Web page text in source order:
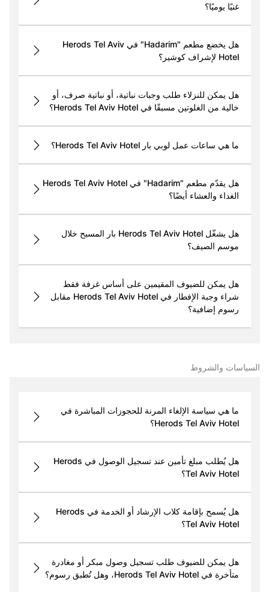
غنيًا يوميًا؟
هل يخضع مطعم "Hadarim" في Herods Tel Aviv
Hotel لإشراف كوشير؟
هل يمكن للنزلاء طلب وجبات نباتية، أو نباتية صرف، أو
خالية من الغلوتين مسبقًا في Herods Tel Aviv Hotel؟
ما هي ساعات عمل لوبي بار Herods Tel Aviv Hotel؟
هل يقدّم مطعم "Hadarim" في Herods Tel Aviv Hotel
الغداء والعشاء أيضًا؟
هل يشغّل Herods Tel Aviv Hotel بار المسبح خلال
موسم الصيف؟
هل يمكن للضيوف المقيمين على أساس غرفة فقط
شراء وجبة الإفطار في Herods Tel Aviv Hotel مقابل
رسوم إضافية؟
السياسات والشروط
ما هي سياسة الإلغاء المرنة للحجوزات المباشرة في
Herods Tel Aviv Hotel؟
هل يُطلب مبلغ تأمين عند تسجيل الوصول في Herods
Tel Aviv Hotel؟
هل يُسمح بإقامة كلاب الإرشاد أو الخدمة في Herods
Tel Aviv Hotel؟
هل يمكن للضيوف طلب تسجيل وصول مبكر أو مغادرة
متأخرة في Herods Tel Aviv Hotel، وهل تُطبق رسوم؟